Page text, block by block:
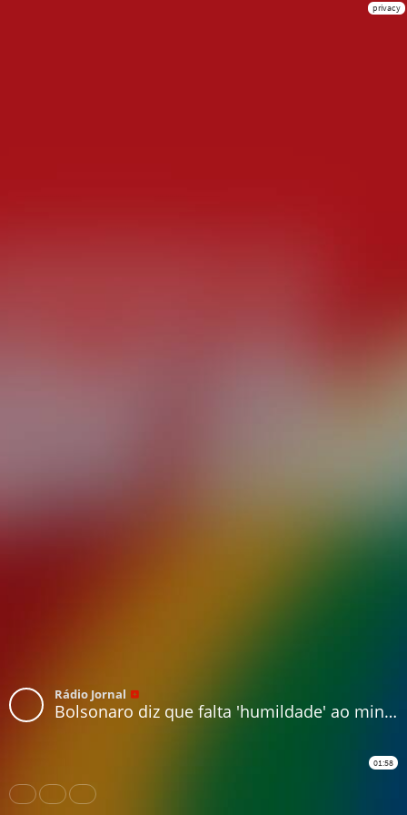
privacy
Rádio Jornal
Bolsonaro diz que falta 'humildade' ao ministro da Saúde Mandetta
01:58
Share